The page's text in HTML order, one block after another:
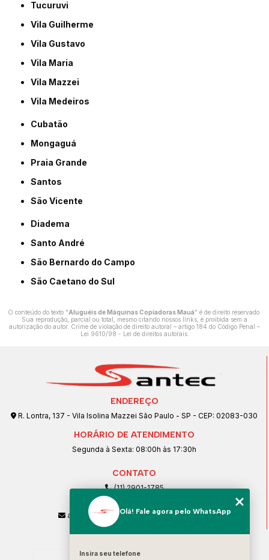
Tucuruvi
Vila Guilherme
Vila Gustavo
Vila Maria
Vila Mazzei
Vila Medeiros
Cubatão
Mongaguá
Praia Grande
Santos
São Vicente
Diadema
Santo André
São Bernardo do Campo
São Caetano do Sul
O conteúdo do texto "Aluguéis de Máquinas Copiadoras Mauá" é de direito reservado.
Sua reprodução, parcial ou total, mesmo citando nossos links, é proibida sem a
autorização do autor. Crime de violação de direito autoral – artigo 184 do Código Penal –
Lei 9610/98 - Lei de direitos autorais.
ENDEREÇO
R. Lontra, 137 - Vila Isolina Mazzei São Paulo - SP - CEP: 02083-030
HORÁRIO DE ATENDIMENTO
Segunda à Sexta: 08:00h às 17:30h
CONTATO
(11) 2901-1785
(11) 99239-1832
atendimento@santeccopiadoras.com.br
Home
Olá! Fale agora pelo WhatsApp
Insira seu telefone